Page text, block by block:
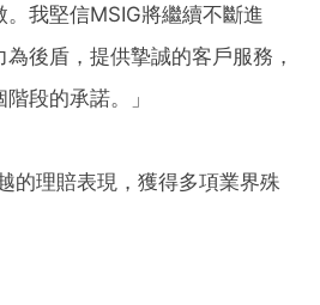
我堅信MSIG將繼續不斷進
後盾，提供摯誠的客戶服務，
段的承諾。」
的理賠表現，獲得多項業界殊